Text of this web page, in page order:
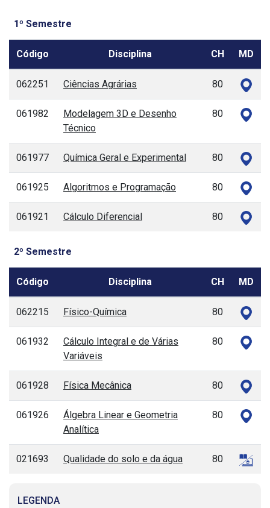
1º Semestre
Código Disciplina CH MD
062251 Ciências Agrárias 80
061982
Modelagem 3D e Desenho
Técnico
80
061977 Química Geral e Experimental 80
061925 Algoritmos e Programação 80
061921 Cálculo Diferencial 80
2º Semestre
Código Disciplina CH MD
062215 Físico-Química 80
061932
Cálculo Integral e de Várias
Variáveis
80
061928 Física Mecânica 80
061926
Álgebra Linear e Geometria
Analítica
80
021693 Qualidade do solo e da água 80
LEGENDA